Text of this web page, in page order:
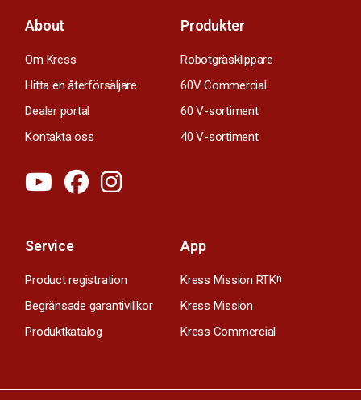
About
Om Kress
Hitta en återförsäljare
Dealer portal
Kontakta oss
Produkter
Robotgräsklippare
60V Commercial
60 V-sortiment
40 V-sortiment
Service
Product registration
Begränsade garantivillkor
Produktkatalog
App
Kress Mission RTKn
Kress Mission
Kress Commercial